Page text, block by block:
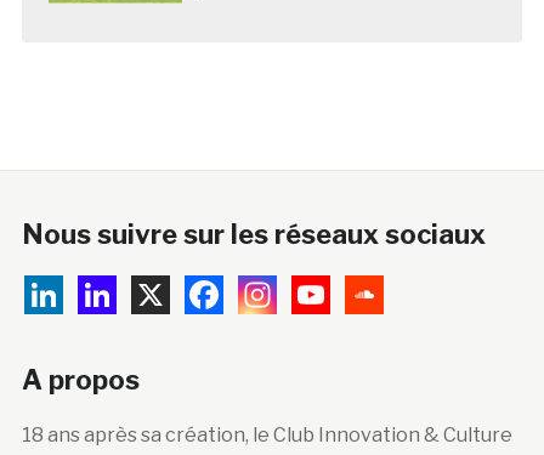
Nous suivre sur les réseaux sociaux
A propos
18 ans après sa création, le Club Innovation & Culture